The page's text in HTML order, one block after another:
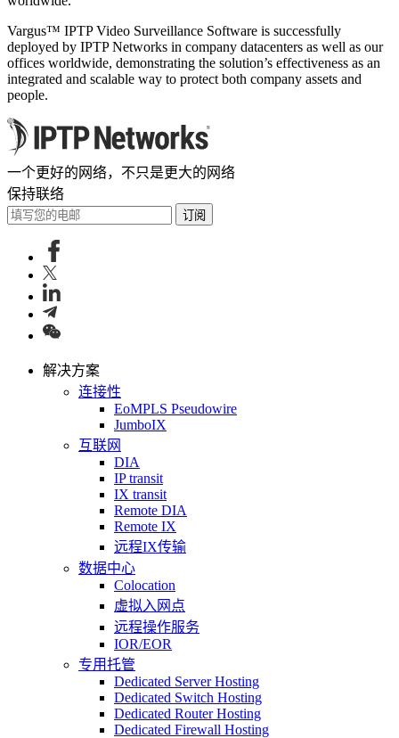
Vargus™ IPTP Video Surveillance Software is successfully
deployed by IPTP Networks in company datacenters as well as our
offices worldwide, demonstrating the solution’s effectiveness as an
integrated and scalable way to protect both company assets and
people.
一个更好的网络，不只是更大的网络
保持联络
订阅
解决方案
连接性
EoMPLS Pseudowire
JumboIX
互联网
DIA
IP transit
IX transit
Remote DIA
Remote IX
远程IX传输
数据中心
Colocation
虚拟入网点
远程操作服务
IOR/EOR
专用托管
Dedicated Server Hosting
Dedicated Switch Hosting
Dedicated Router Hosting
Dedicated Firewall Hosting